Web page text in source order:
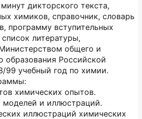
дикторского текста,
химиков, справочник, словарь
программу вступительных
литературы,
общего и
образования Российской
99 учебный год по химии.
химических опытов.
и иллюстраций.
иллюстраций химических